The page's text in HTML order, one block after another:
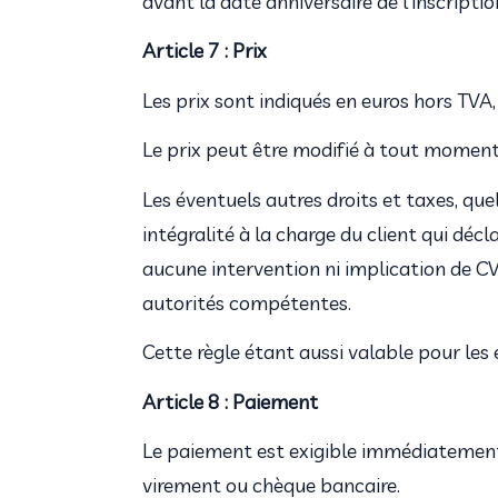
Article 7 : Prix
Les prix sont indiqués en euros hors
Le prix peut être modifié à tout
Les éventuels autres droits et taxes,
intégralité à la charge du client qui
aucune intervention ni implication de
autorités compétentes.
Cette règle étant aussi valable pour les
Article 8 : Paiement
Le paiement est exigible
virement ou chèque bancaire.